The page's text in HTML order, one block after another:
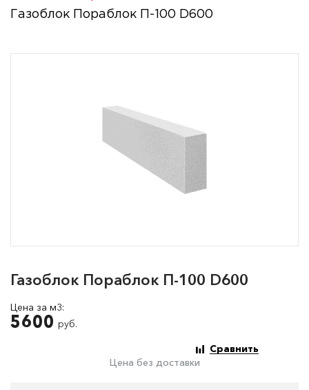
Газоблок Пораблок П-100 D600
Газоблок Пораблок П-100 D600
Цена за м3:
5600 руб.
Сравнить
Цена без доставки